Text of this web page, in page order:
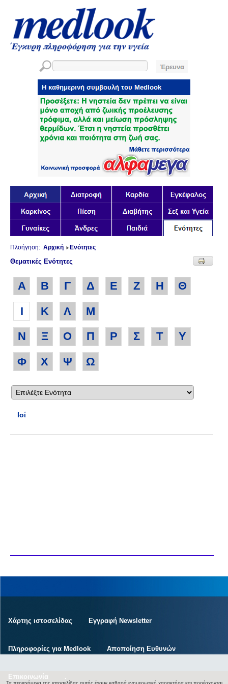
Πλοήγηση: Αρχική Ενότητες
Θεματικές Ενότητες
Α Β Γ Δ Ε Ζ Η
Θ
Ι
Κ Λ
Μ
Ν
Ξ Ο Π Ρ Σ Τ
Υ
Φ
Χ Ψ Ω
Ιοί
Χάρτης ιστοσελίδας Εγγραφή Newsletter
Πληροφορίες για Medlook Αποποίηση Ευθυνών
Επικοινωνία .